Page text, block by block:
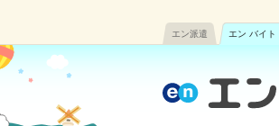
エン派遣 エン バイト